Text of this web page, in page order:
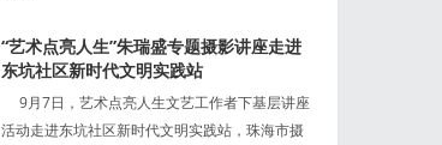
“艺术点亮人生”朱瑞盛专题摄影讲座走进
东坑社区新时代文明实践站
9月7日，艺术点亮人生文艺工作者下基层讲座
活动走进东坑社区新时代文明实践站，珠海市摄